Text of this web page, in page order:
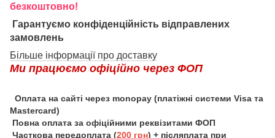
безкоштовно!
Гарантуємо конфіденційність відправлених
замовлень
Більше інформації про доставку
Ми працюємо офіційно через ФОП
Оплата на сайті через monopay (платіжні системи Visa та
Mastercard)
Повна оплата за офіційними реквізитами ФОП
Часткова передоплата (200 грн) + післяплата при